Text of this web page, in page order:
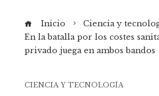
Inicio
Ciencia y
En la batalla por los costes
privado juega en ambos bandos
CIENCIA Y TECNOLOGÍA